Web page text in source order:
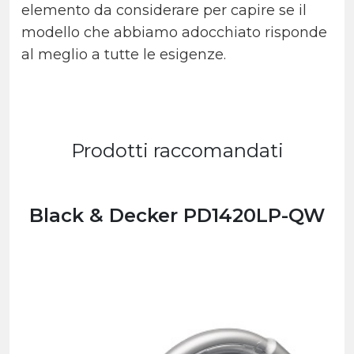
elemento da considerare per capire se il
modello che abbiamo adocchiato risponde
al meglio a tutte le esigenze.
Prodotti raccomandati
Black & Decker PD1420LP-QW